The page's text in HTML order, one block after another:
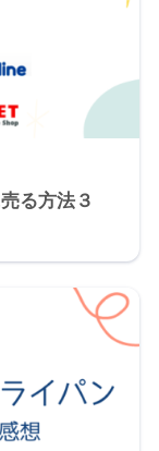
る方法３